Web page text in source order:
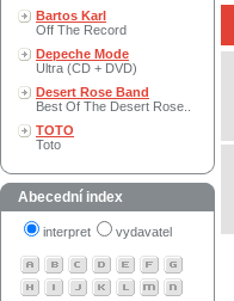
Bartos Karl
Off The Record
Depeche Mode
Ultra (CD + DVD)
Desert Rose Band
Best Of The Desert Rose..
TOTO
Toto
Abecední index
interpret vydavatel